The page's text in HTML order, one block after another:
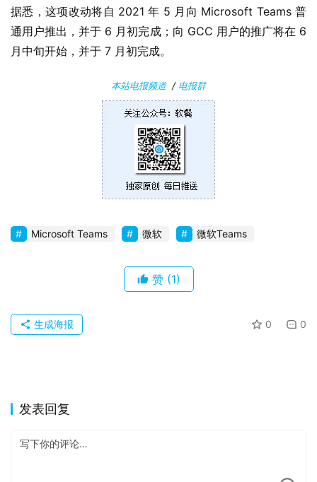
苹
果
据悉，这项改动将自 2021 年 5 月向 Microsoft Teams 普
通用户推出，并于 6 月初完成；向 GCC 用户的推广将在 6
月中旬开始，并于 7 月初完成。
本站电报频道/ 电报群
Microsoft Teams 微软 微软Teams
赞 (1)
0 0
生成海报
发表回复